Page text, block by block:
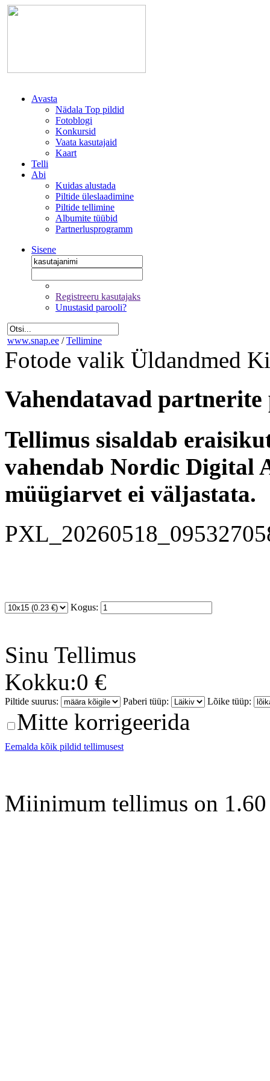
Avasta
Nädala Top pildid
Fotoblogi
Konkursid
Vaata kasutajaid
Kaart
Telli
Abi
Kuidas alustada
Piltide üleslaadimine
Piltide tellimine
Albumite tüübid
Partnerlusprogramm
Sisene
Registreeru kasutajaks
Unustasid parooli?
www.snap.ee / Tellimine
Fotode valik Üldandmed
Vahendatavad
Tellimus sisaldab
vahendab Nordic Digital
müügiarvet ei väljastata.
Kogus:
Sinu Tellimus
Kokku:0 €
Piltide suurus: Paberi tüüp: Lõike tüüp:
Mitte korrigeerida
Eemalda kõik pildid tellimusest
Miinimum tellimus on